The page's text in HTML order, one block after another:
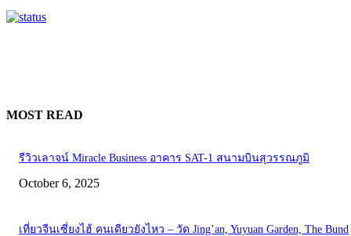
MOST READ
รีวิวเลาจน์ Miracle Business อาคาร SAT-1 สนามบินสุวรรณภูมิ
October 6, 2025
เที่ยวจีนเซี่ยงไฮ้ คนเดียวยังไหว – วัด Jing’an, Yuyuan Garden, The Bund